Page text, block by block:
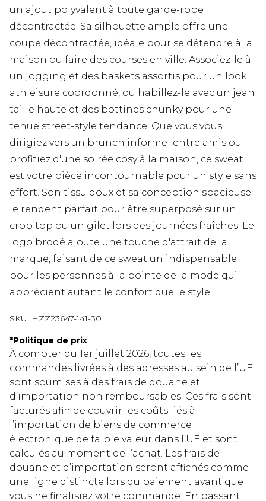
un ajout polyvalent à toute garde-robe
décontractée. Sa silhouette ample offre une
coupe décontractée, idéale pour se détendre à la
maison ou faire des courses en ville. Associez-le à
un jogging et des baskets assortis pour un look
athleisure coordonné, ou habillez-le avec un jean
taille haute et des bottines chunky pour une
tenue street-style tendance. Que vous vous
dirigiez vers un brunch informel entre amis ou
profitiez d'une soirée cosy à la maison, ce sweat
est votre pièce incontournable pour un style sans
effort. Son tissu doux et sa conception spacieuse
le rendent parfait pour être superposé sur un
crop top ou un gilet lors des journées fraîches. Le
logo brodé ajoute une touche d'attrait de la
marque, faisant de ce sweat un indispensable
pour les personnes à la pointe de la mode qui
apprécient autant le confort que le style.
SKU: HZZ23647-141-30
*Politique de prix
À compter du 1er juillet 2026, toutes les
commandes livrées à des adresses au sein de l’UE
sont soumises à des frais de douane et
d’importation non remboursables. Ces frais sont
facturés afin de couvrir les coûts liés à
l’importation de biens de commerce
électronique de faible valeur dans l’UE et sont
calculés au moment de l’achat. Les frais de
douane et d’importation seront affichés comme
une ligne distincte lors du paiement avant que
vous ne finalisiez votre commande. En passant